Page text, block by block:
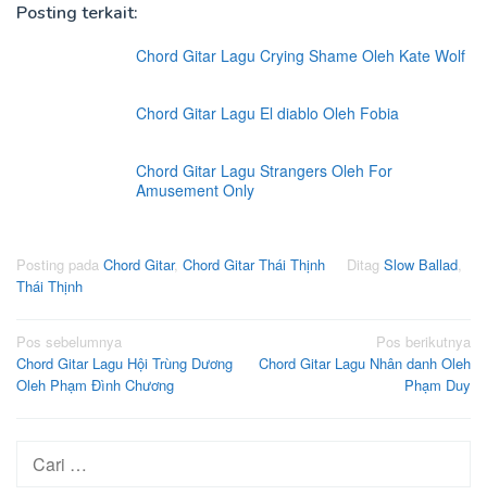
Posting terkait:
Chord Gitar Lagu Crying Shame Oleh Kate Wolf
Chord Gitar Lagu El diablo Oleh Fobia
Chord Gitar Lagu Strangers Oleh For
Amusement Only
Posting pada Chord Gitar, Chord Gitar Thái Thịnh Ditag Slow Ballad,
Thái Thịnh
Navigasi
pos
Pos sebelumnya
Chord Gitar Lagu Hội Trùng Dương
Oleh Phạm Đình Chương
Pos berikutnya
Chord Gitar Lagu Nhân danh Oleh
Phạm Duy
Cari
untuk: